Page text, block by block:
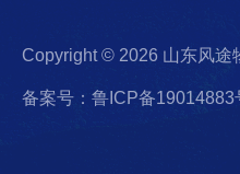
Copyright © 2026 山东风途
备案号：鲁ICP备19014883